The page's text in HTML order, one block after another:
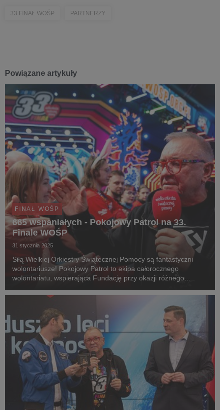
33 FINAŁ WOŚP PARTNERZY
Powiązane artykuły
FINAŁ WOŚP
665 wspaniałych - Pokojowy Patrol na 33.
Finale WOŚP
31 stycznia 2025
Siłą Wielkiej Orkiestry Świątecznej Pomocy są fantastyczni
wolontariusze! Pokojowy Patrol to ekipa całorocznego
wolontariatu, wspierająca Fundację przy okazji różnego
Warszawie włączyło się aż 665 członków Pokojoweg...